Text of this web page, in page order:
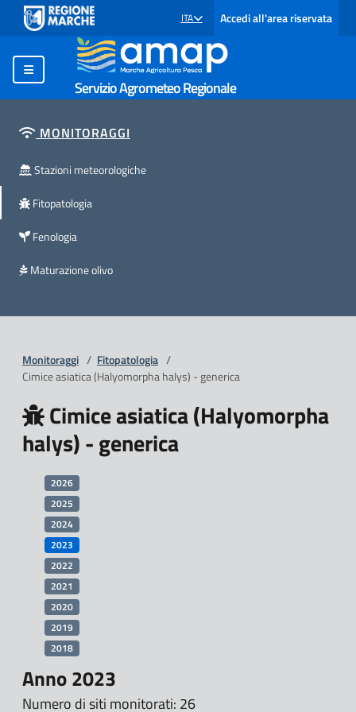
SELEZIONE LINGUA: LINGUA SELEZIONATA
ITA Accedi all'area riservata
Servizio Agrometeo Regionale
MONITORAGGI
Stazioni meteorologiche
Fitopatologia
Fenologia
Maturazione olivo
Monitoraggi / Fitopatologia /
Cimice asiatica (Halyomorpha halys) - generica
Cimice asiatica (Halyomorpha
halys) - generica
2026
2025
2024
2023
2022
2021
2020
2019
2018
Anno 2023
Numero di siti monitorati: 26